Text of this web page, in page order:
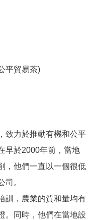
平貿易茶)
致力於推動有機和公平
早於2000年前，當地
，他們一直以一個很低
司。
訓，農業的質和量均有
。同時，他們在當地設